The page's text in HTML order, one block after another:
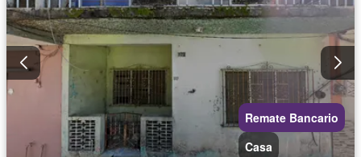
Remate Bancario
Casa